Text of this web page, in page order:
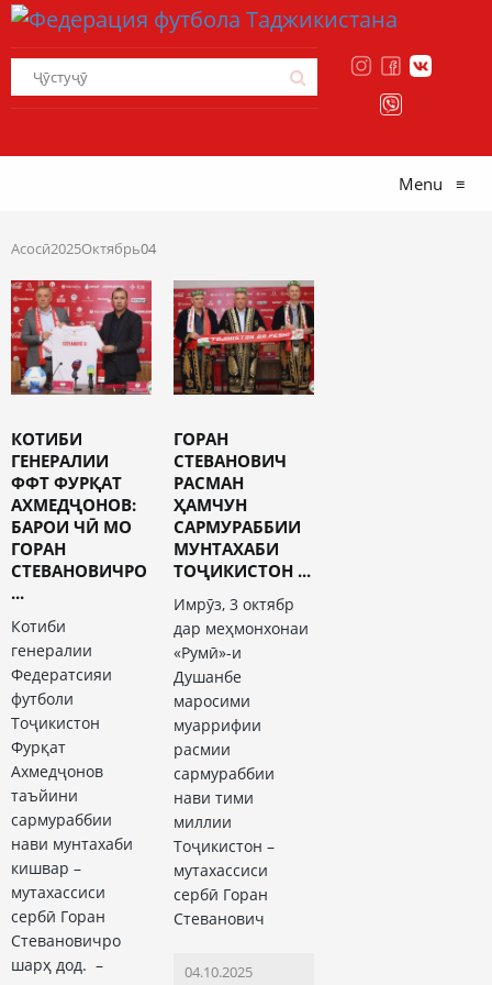
Menu ≡
Асосӣ2025Октябрь04
КОТИБИ
ГЕНЕРАЛИИ
ФФТ ФУРҚАТ
АХМЕДҶОНОВ:
БАРОИ ЧӢ МО
ГОРАН
СТЕВАНОВИЧРО
...
Котиби
генералии
Федератсияи
футболи
Тоҷикистон
Фурқат
Ахмедҷонов
таъйини
сармураббии
нави мунтахаби
кишвар –
мутахассиси
сербӣ Горан
Стевановичро
шарҳ дод. –
ГОРАН
СТЕВАНОВИЧ
РАСМАН
ҲАМЧУН
САРМУРАББИИ
МУНТАХАБИ
ТОҶИКИСТОН ...
Имрӯз, 3 октябр
дар меҳмонхонаи
«Румӣ»-и
Душанбе
маросими
муаррифии
расмии
сармураббии
нави тими
миллии
Тоҷикистон –
мутахассиси
сербӣ Горан
Стеванович
04.10.2025